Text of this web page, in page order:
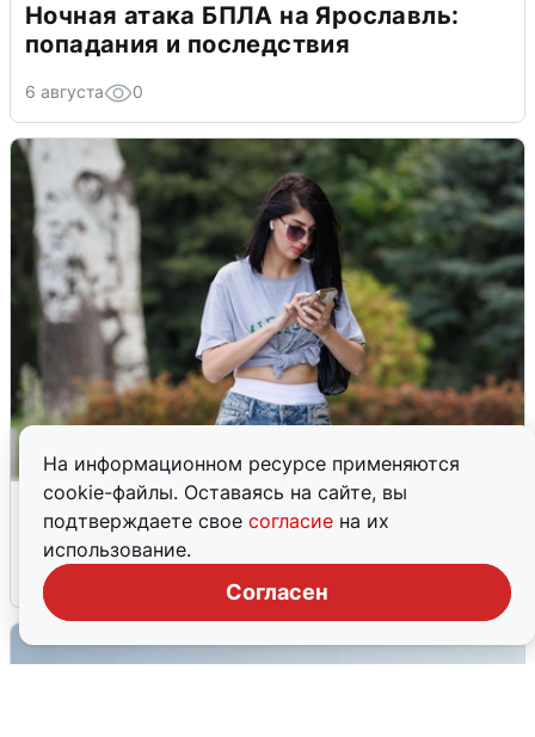
На информационном ресурсе применяются
cookie-файлы. Оставаясь на сайте, вы
подтверждаете свое согласие на их
использование.
Согласен
Ночная атака БПЛА на Ярославль:
попадания и последствия
6 августа 0
Волгоградцы остались без
мобильного интернета
6 августа